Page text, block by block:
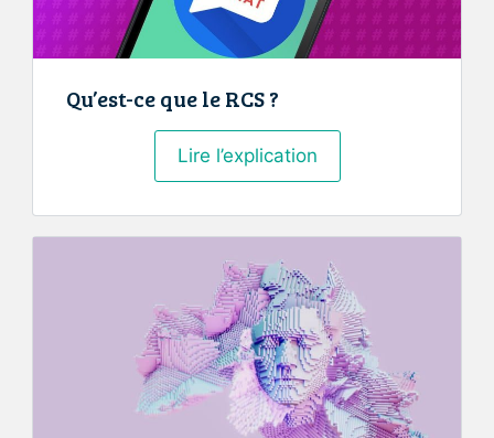
Qu’est-ce que le RCS ?
Lire l’explicationQu’est-
ce
que
le
RCS ?